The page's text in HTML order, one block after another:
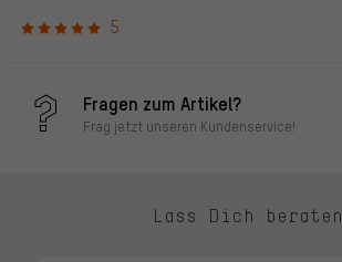
5
Fragen zum Artikel?
Frag jetzt unseren Kundenservice!
Lass Dich beraten